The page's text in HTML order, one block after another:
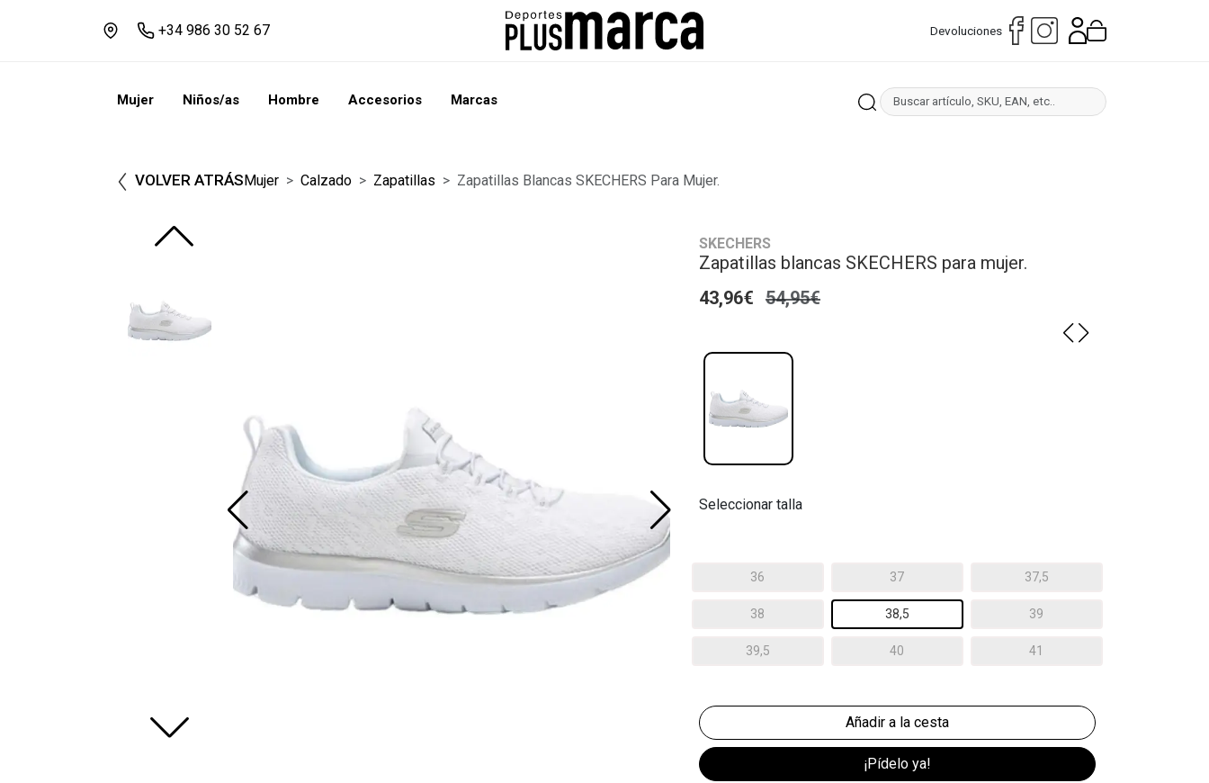
+34 986 30 52 67 Devoluciones
Mujer Niños/as Hombre Accesorios Marcas
VOLVER ATRÁSMujer Calzado Zapatillas Zapatillas Blancas SKECHERS Para Mujer.
SKECHERS
Zapatillas blancas SKECHERS para mujer.
43,96€ 54,95€
Seleccionar talla
36 37 37,5
38 38,5 39
39,5 40 41
¡Pídelo ya!